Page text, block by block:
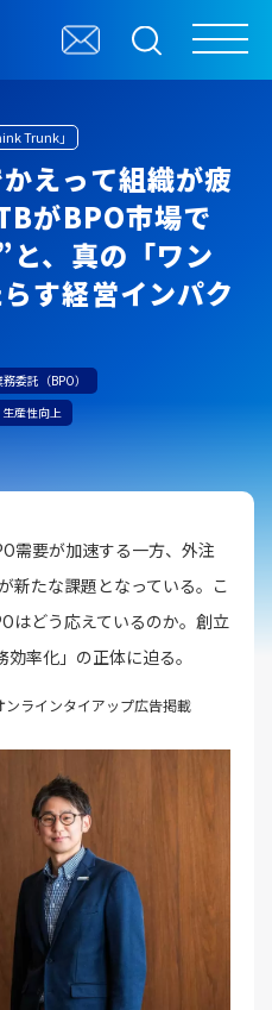
Trunk」
えって組織が疲
がBPO市場で
、真の「ワン
す経営インパク
委託（BPO）
生産性向上
需要が加速する一方、外注
新たな課題となっている。こ
はどう応えているのか。創立
率化」の正体に迫る。
ラインタイアップ広告掲載